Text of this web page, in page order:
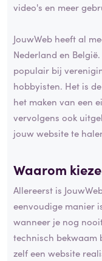
video's en meer
JouwWeb heeft al
Nederland en
populair bij
hobbyisten. Het is
het maken van een
vervolgens ook
jouw website te
Waarom
Allereerst is
eenvoudige manier
wanneer je nog
technisch bekwaam
zelf een website